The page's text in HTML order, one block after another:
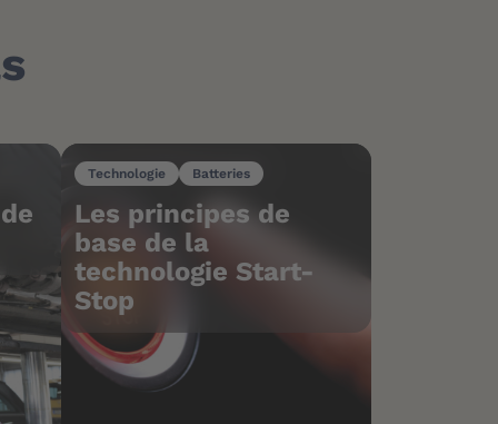
Technologie Batteries
Les principes de
base de la
technologie Start-
Stop